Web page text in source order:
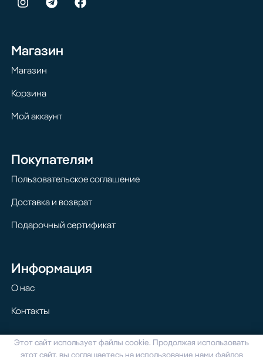
Магазин
Магазин
Корзина
Мой аккаунт
Покупателям
Пользовательское соглашение
Доставка и возврат
Подарочный сертификат
Информация
О нас
Контакты
© 2024 Homilton. Все права защищены
Этот сайт использует файлы cookie. Продолжая использовать
этот сайт, вы соглашаетесь на использование нами файлов